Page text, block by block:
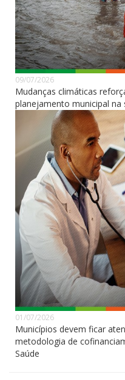
09/07/2026
Mudanças climáticas
planejamento municipal na
01/07/2026
Municípios devem ficar
metodologia de
Saúde